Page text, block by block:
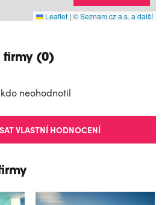
Leaflet | © Seznam.cz a.s. a další
firmy (0)
neohodnotil
VLASTNÍ HODNOCENÍ